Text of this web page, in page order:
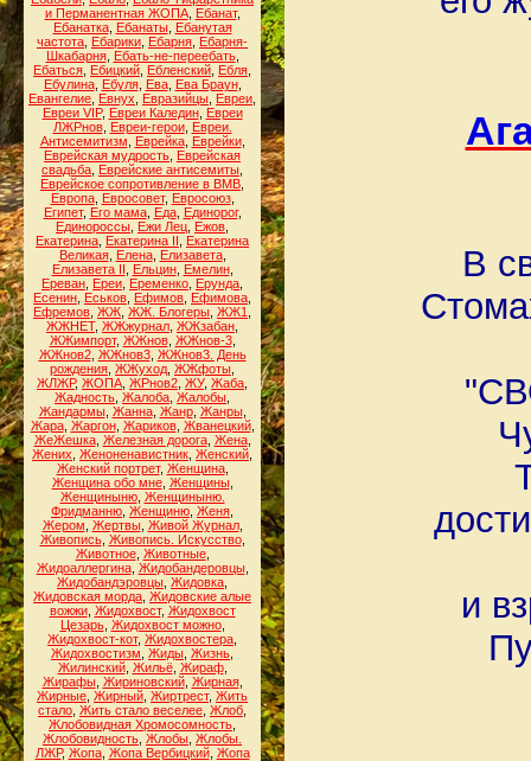
и Перманентная ЖОПА, Ебанат,
Ебанатка, Ебанаты, Ебанутая
частота Ебарики Ебарня Ебарня-
Шкабарня, Ебать-не-переебать,
Ебаться Ебицкий Ебленский Ебля
Ебулина, Ебуля, Ева, Ева Браун,
Евангелие Евнух Евразийцы Евреи
Евреи VIP, Евреи Каледин, Евреи
ЛЖРнов, Евреи-герои, Евреи.
Антисемитизм
Еврейка, Еврейки,
Еврейская мудрость Еврейская
свадьба Еврейские антисемиты
Еврейское сопротивление в ВМВ
Европа, Евросовет, Евросоюз,
Египет, Его мама, Еда, Единорог,
Единороссы Ежи Лец Ежов
Екатерина Екатерина II
Екатерина
Великая, Елена, Елизавета,
Елизавета II
Ельцин, Емелин,
Ереван Ереи Еременко Ерунда
Есенин Еськов Ефимов Ефимова
Ефремов ЖЖ ЖЖ. Блогеры ЖЖ1
ЖЖНЕТ, ЖЖжурнал ЖЖзабан
ЖЖимпорт, ЖЖнов, ЖЖнов-3,
ЖЖнов2, ЖЖнов3, ЖЖнов3. День
рождения ЖЖуход ЖЖфоты
ЖЛЖР, ЖОПА ЖРнов2 ЖУ, Жаба
Жадность Жалоба Жалобы
Жандармы, Жанна, Жанр, Жанры,
Жара, Жаргон, Жариков, Жванецкий,
ЖеЖешка, Железная дорога, Жена,
Жених Женоненавистник Женский
Женский портрет, Женщина,
Женщина обо мне, Женщины,
Женщиныню, Женщиныню.
Фридманню Женщиню Женя
Жером Жертвы, Живой Журнал,
Живопись, Живопись. Искусство,
Животное, Животные,
Жидоаллергина, Жидобандеровцы,
Жидобандэровцы Жидовка
Жидовская морда Жидовские алые
вожжи, Жидохвост, Жидохвост
Цезарь, Жидохвост можно,
Жидохвост-кот, Жидохвостера
Жидохвостизм Жиды Жизнь
Жилинский, Жильё, Жираф,
Жирафы, Жириновский, Жирная,
Жирные Жирный Жиртрест, Жить
стало Жить стало веселее Жлоб
Жлобовидная Хромосомность
Жлобовидность Жлобы Жлобы.
ЛЖР, Жопа, Жопа Вербицкий, Жопа
В
и